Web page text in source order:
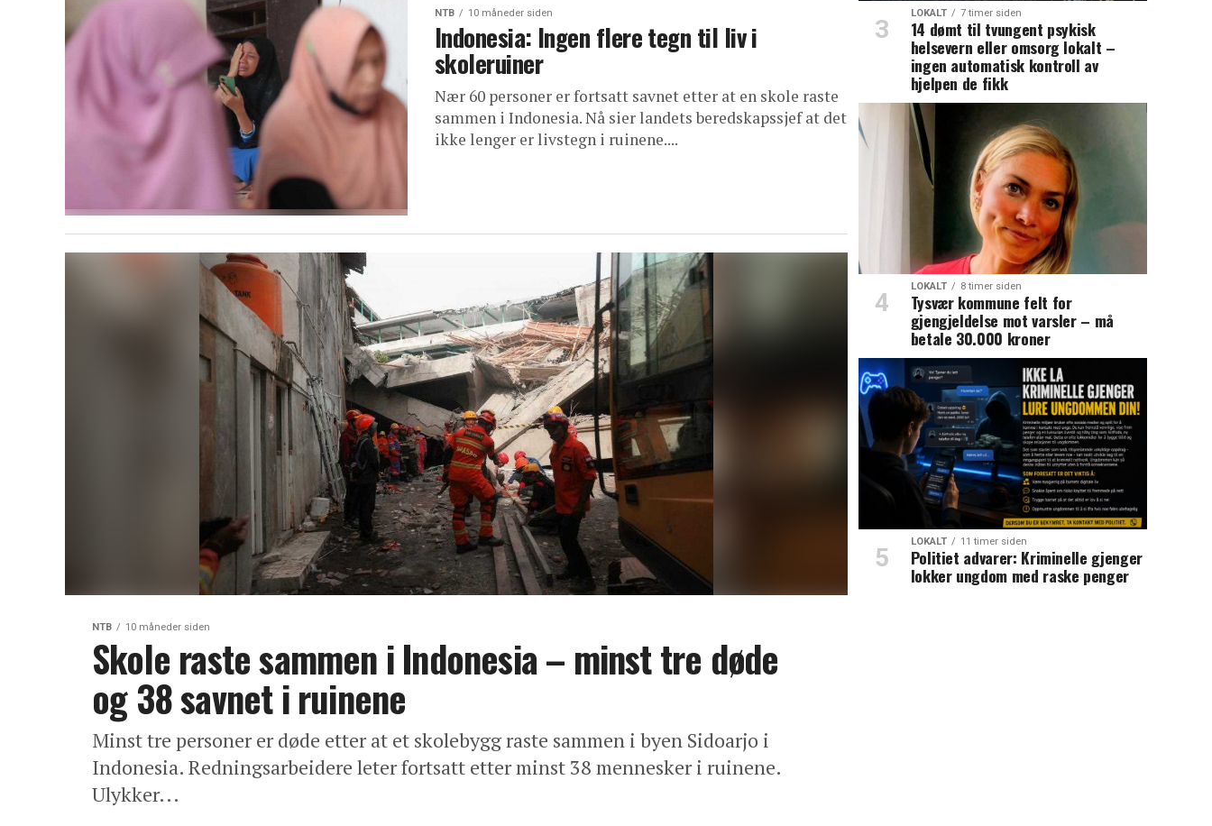
NTB 10 måneder siden
Indonesia: Ingen flere tegn til liv i
skoleruiner
Nær 60 personer er fortsatt savnet etter at en skole raste
sammen i Indonesia. Nå sier landets beredskapssjef at det
ikke lenger er livstegn i ruinene....
NTB 10 måneder siden
Skole raste sammen i Indonesia – minst tre døde
og 38 savnet i ruinene
Minst tre personer er døde etter at et skolebygg raste sammen i byen Sidoarjo i
Indonesia. Redningsarbeidere leter fortsatt etter minst 38 mennesker i ruinene.
Ulykker...
LOKALT 7 timer siden
14 dømt til tvungent psykisk
helsevern eller omsorg lokalt –
ingen automatisk kontroll av
hjelpen de fikk
LOKALT 8 timer siden
Tysvær kommune felt for
gjengjeldelse mot varsler – må
betale 30.000 kroner
LOKALT 11 timer siden
Politiet advarer: Kriminelle gjenger
lokker ungdom med raske penger